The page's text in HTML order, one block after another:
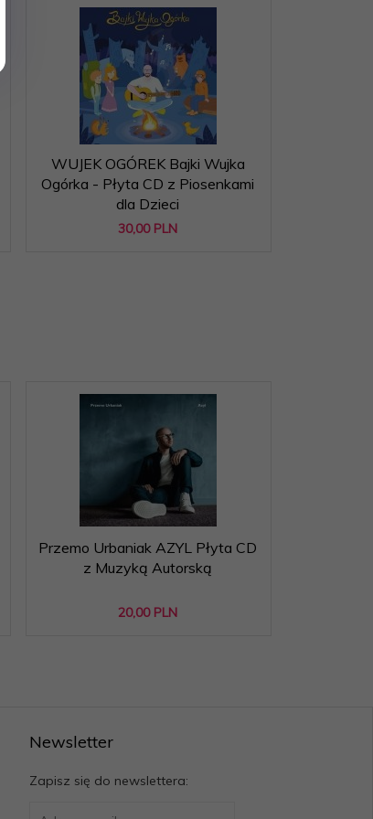
WUJEK OGÓREK Bajki Wujka
Ogórka - Płyta CD z Piosenkami
dla Dzieci
30,00 PLN
Przemo Urbaniak AZYL Płyta CD
z Muzyką Autorską
20,00 PLN
Newsletter
Zapisz się do newslettera: